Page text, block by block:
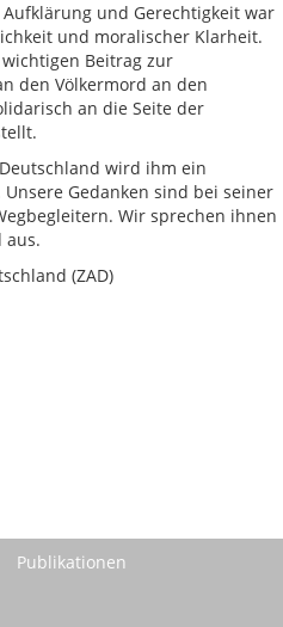
und Gerechtigkeit war
und moralischer Klarheit.
Beitrag zur
den Völkermord an den
an die Seite der
wird ihm ein
Gedanken sind bei seiner
Wir sprechen ihnen
aus.
(ZAD)
Publikationen